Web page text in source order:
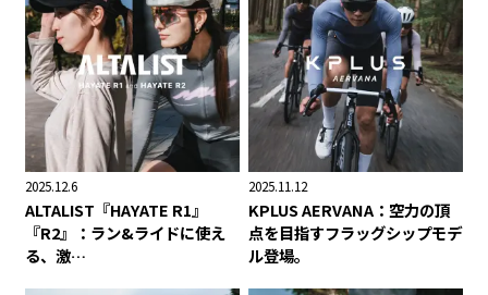
2025.12.6
ALTALIST『HAYATE R1』
『R2』：ラン&ライドに使え
る、激…
2025.11.12
KPLUS AERVANA：空力の頂
点を目指すフラッグシップモデ
ル登場。